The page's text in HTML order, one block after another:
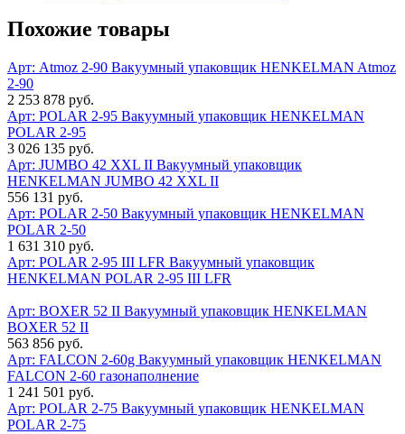
Похожие товары
Арт: Atmoz 2-90 Вакуумный упаковщик HENKELMAN Atmoz
2-90
2 253 878 руб.
Арт: POLAR 2-95 Вакуумный упаковщик HENKELMAN
POLAR 2-95
3 026 135 руб.
Арт: JUMBO 42 XXL II Вакуумный упаковщик
HENKELMAN JUMBO 42 XXL II
556 131 руб.
Арт: POLAR 2-50 Вакуумный упаковщик HENKELMAN
POLAR 2-50
1 631 310 руб.
Арт: POLAR 2-95 III LFR Вакуумный упаковщик
HENKELMAN POLAR 2-95 III LFR
Арт: BOXER 52 II Вакуумный упаковщик HENKELMAN
BOXER 52 II
563 856 руб.
Арт: FALCON 2-60g Вакуумный упаковщик HENKELMAN
FALCON 2-60 газонаполнение
1 241 501 руб.
Арт: POLAR 2-75 Вакуумный упаковщик HENKELMAN
POLAR 2-75